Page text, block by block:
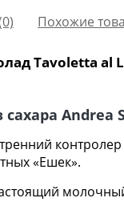
Похожие
Tavoletta al
Andrea
«Ешек».